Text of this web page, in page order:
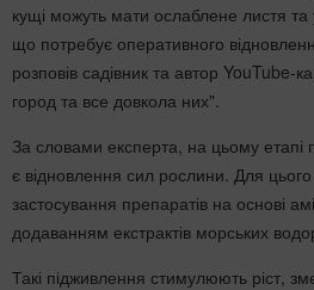
кущі можуть мати ослаблене листя та
що потребує оперативного
розповів садівник та автор YouTube-
город та все довкола них".
За словами експерта, на цьому
є відновлення сил рослини. Для
застосування препаратів на основі
додаванням екстрактів морських
Такі підживлення стимулюють ріст,